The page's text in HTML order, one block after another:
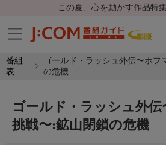
この夏、心を動かす作品特
番組
表
ゴールド・ラッシュ外伝〜ホフ
の危機
ゴールド・ラッシュ外
挑戦〜:鉱山閉鎖の危機